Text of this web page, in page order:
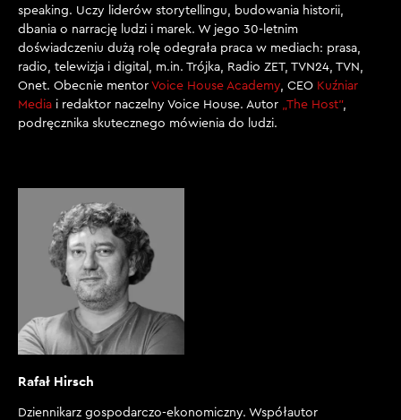
speaking. Uczy liderów storytellingu, budowania historii,
dbania o narrację ludzi i marek. W jego 30-letnim
doświadczeniu dużą rolę odegrała praca w mediach: prasa,
radio, telewizja i digital, m.in. Trójka, Radio ZET, TVN24, TVN,
Onet. Obecnie mentor Voice House Academy, CEO Kuźniar
Media i redaktor naczelny Voice House. Autor „The Host”,
podręcznika skutecznego mówienia do ludzi.
Rafał Hirsch
Dziennikarz gospodarczo-ekonomiczny. Współautor